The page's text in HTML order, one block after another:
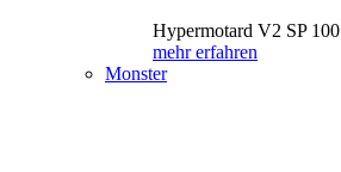
Hypermotard V2 SP 100
mehr erfahren
Monster